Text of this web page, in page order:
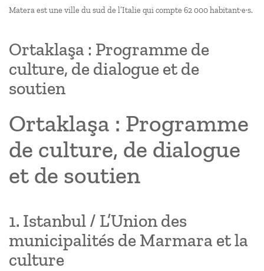
Matera est une ville du sud de l’Italie qui compte 62 000 habitant·e·s.
Ortaklaşa : Programme de
culture, de dialogue et de
soutien
Ortaklaşa : Programme
de culture, de dialogue
et de soutien
1. Istanbul / L’Union des
municipalités de Marmara et la
culture